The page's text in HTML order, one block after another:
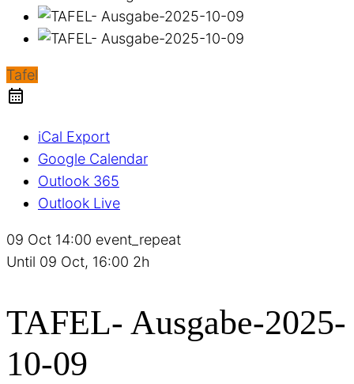
Tafel
iCal Export
Google Calendar
Outlook 365
Outlook Live
09 Oct 14:00 event_repeat
Until 09 Oct, 16:00 2h
TAFEL- Ausgabe-2025-
10-09